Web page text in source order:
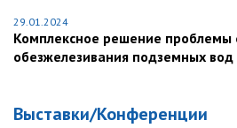
29.01.2024
Комплексное решение проблемы
обезжелезивания подземных вод
Выставки/Конференции